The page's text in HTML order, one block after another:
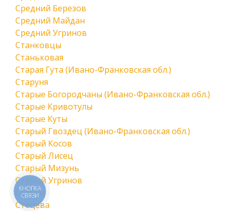
Средний Березов
Средний Майдан
Средний Угринов
Станковцы
Станьковая
Старая Гута (Ивано-Франковская обл.)
Старуня
Старые Богородчаны (Ивано-Франковская обл.)
Старые Кривотулы
Старые Куты
Старый Гвоздец (Ивано-Франковская обл.)
Старый Косов
Старый Лисец
Старый Мизунь
Старый Угринов
Стебни
Стецева
КНОПКА
СВЯЗИ